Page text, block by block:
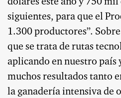
dólares este año y 750 mil
siguientes, para que el
1.300 productores”.
que se trata de rutas
aplicando en nuestro país
muchos resultados tanto
la ganadería intensiva de